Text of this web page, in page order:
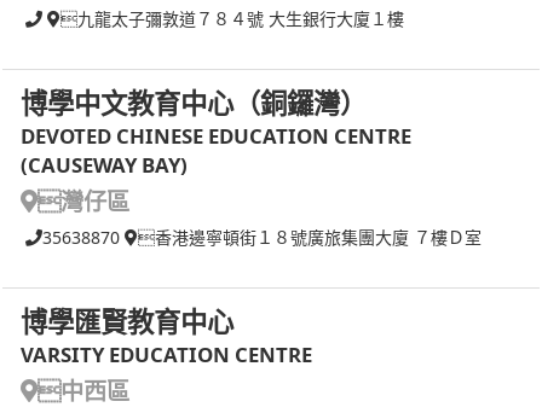
九龍太子彌敦道７８４號 大生銀行大廈１樓
博學中文教育中心（銅鑼灣）
DEVOTED CHINESE EDUCATION CENTRE
(CAUSEWAY BAY)
灣仔區
35638870 香港邊寧頓街１８號廣旅集團大廈 ７樓Ｄ室
博學匯賢教育中心
VARSITY EDUCATION CENTRE
中西區